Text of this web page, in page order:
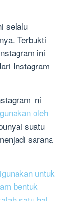
selalu
Terbukti
ini
Instagram
ini
oleh
suatu
sarana
untuk
bentuk